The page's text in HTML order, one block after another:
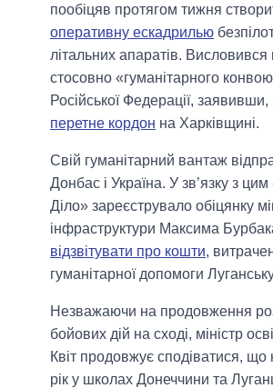
пообіцяв протягом тижня
оперативну ескадрилью
літальних апаратів. Висловився
стосовно «гуманітарного
Російської Федерації,
перетне кордон на Харківщині.
Свій гуманітарний вантаж
Донбас і Україна. У зв’язку з
Діло» зареєструвало обіцянку
інфраструктури Максима
відзвітувати про кошти,
гуманітарної допомоги
Незважаючи на продовження
бойових дій на сході, міністр
Квіт продовжує сподіватися, що
рік у школах Донеччини та